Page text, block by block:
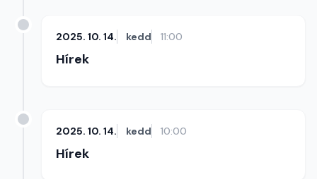
2025. 10. 14. kedd 11:00
Hírek
2025. 10. 14. kedd 10:00
Hírek